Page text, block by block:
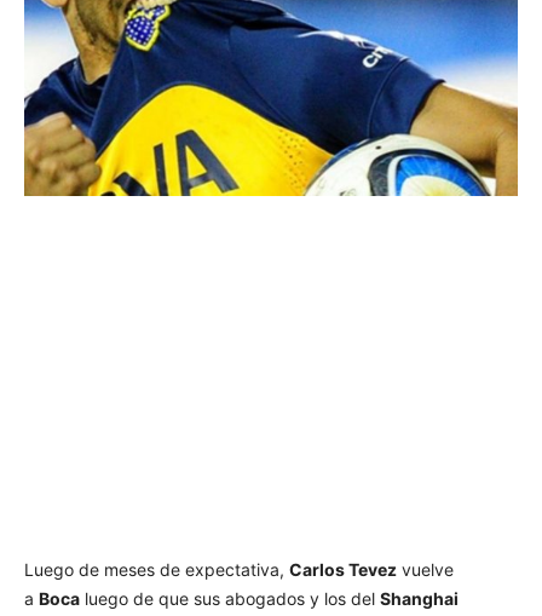
Luego de meses de expectativa, Carlos Tevez vuelve
a Boca luego de que sus abogados y los del Shanghai